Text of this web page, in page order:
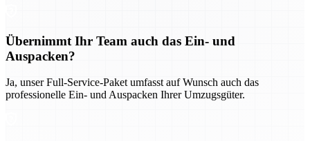
Übernimmt Ihr Team auch das Ein- und
Auspacken?
Ja, unser Full-Service-Paket umfasst auf Wunsch auch das
professionelle Ein- und Auspacken Ihrer Umzugsgüter.